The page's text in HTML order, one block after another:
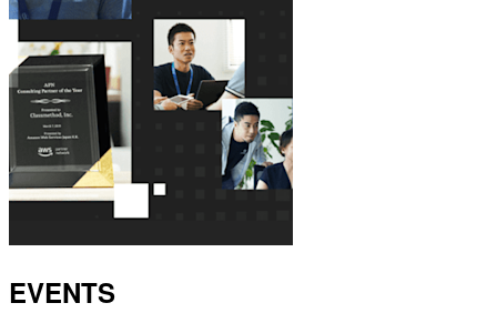
EVENTS